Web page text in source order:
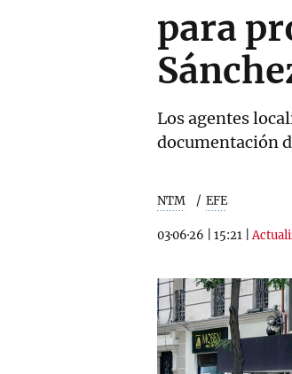
para
Los agentes
documentación
NTM EFE
03·06·26 15:21 |